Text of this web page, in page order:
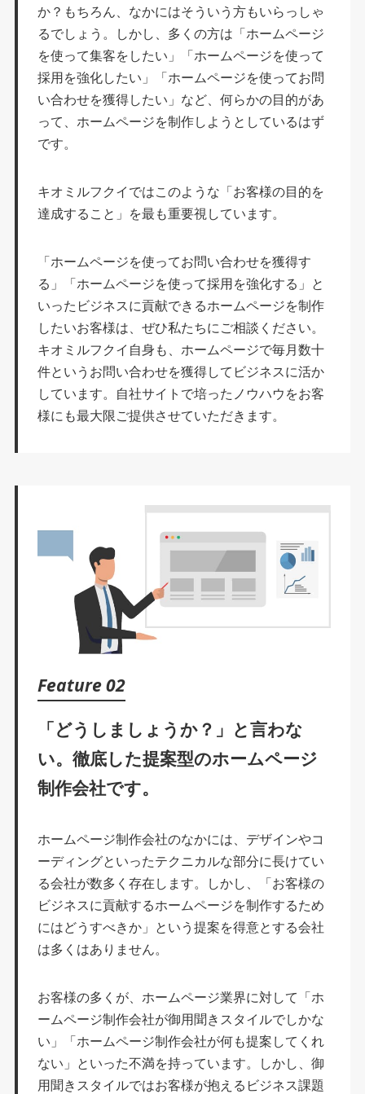
か？もちろん、なかにはそういう方もいらっしゃ
るでしょう。しかし、多くの方は「ホームページ
を使って集客をしたい」「ホームページを使って
採用を強化したい」「ホームページを使ってお問
い合わせを獲得したい」など、何らかの目的があ
って、ホームページを制作しようとしているはず
です。
キオミルフクイではこのような「お客様の目的を
達成すること」を最も重要視しています。
「ホームページを使ってお問い合わせを獲得す
る」「ホームページを使って採用を強化する」と
いったビジネスに貢献できるホームページを制作
したいお客様は、ぜひ私たちにご相談ください。
キオミルフクイ自身も、ホームページで毎月数十
件というお問い合わせを獲得してビジネスに活か
しています。自社サイトで培ったノウハウをお客
様にも最大限ご提供させていただきます。
Feature 02
「どうしましょうか？」と言わな
い。 徹底した提案型のホームページ
制作会社です。
ホームページ制作会社のなかには、デザインやコ
ーディングといったテクニカルな部分に長けてい
る会社が数多く存在します。しかし、「お客様の
ビジネスに貢献するホームページを制作するため
にはどうすべきか」という提案を得意とする会社
は多くはありません。
お客様の多くが、ホームページ業界に対して「ホ
ームページ制作会社が御用聞きスタイルでしかな
い」「ホームページ制作会社が何も提案してくれ
ない」といった不満を持っています。しかし、御
用聞きスタイルではお客様が抱えるビジネス課題